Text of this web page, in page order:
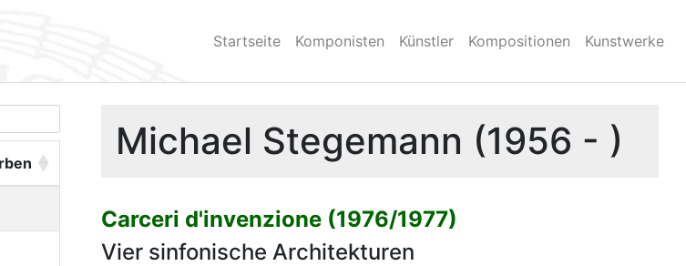
Startseite Komponisten Künstler Kompositionen Kunstwerke
Michael Stegemann (1956 - )
Carceri d'invenzione (1976/1977)
Vier sinfonische Architekturen